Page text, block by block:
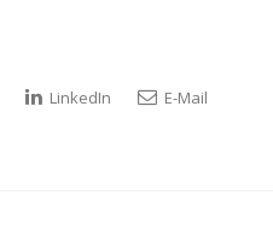
LinkedIn E-Mail